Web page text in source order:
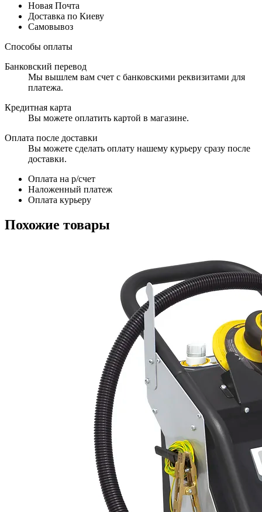
Новая Почта
Доставка по Киеву
Самовывоз
Способы оплаты
Банковский перевод
Мы вышлем вам счет с банковскими реквизитами для
платежа.
Кредитная карта
Вы можете оплатить картой в магазине.
Оплата после доставки
Вы можете сделать оплату нашему курьеру сразу после
доставки.
Оплата на р/счет
Наложенный платеж
Оплата курьеру
Похожие товары